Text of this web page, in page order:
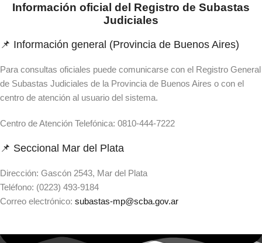
Información oficial del Registro de Subastas
Judiciales
📌 Información general (Provincia de Buenos Aires)
Para consultas oficiales puede comunicarse con el Registro General
de Subastas Judiciales de la Provincia de Buenos Aires o con el
centro de atención al usuario del sistema.
Centro de Atención Telefónica: 0810-444-7222
📌 Seccional Mar del Plata
Dirección: Gascón 2543, Mar del Plata
Teléfono: (0223) 493-9184
Correo electrónico: subastas-mp@scba.gov.ar